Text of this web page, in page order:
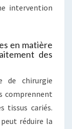
intervention
en matière
des
de chirurgie
comprennent
tissus cariés.
réduire la